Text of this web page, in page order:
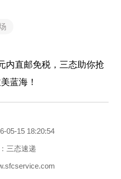
商发展大会上，由中国服务
络布局、仓储运营、干线运
逆向物流等全部核心环节。
”向“合规可信”转变。
逊官方认可的AMIF 独家承运
货）：STAMIFPH
内直邮免税，三态助你抢
蓝海！
05-15 18:20:54
三态速递